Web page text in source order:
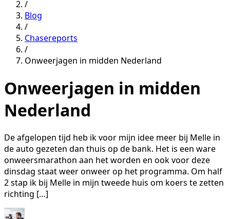
/
Blog
/
Chasereports
/
Onweerjagen in midden Nederland
Onweerjagen in midden
Nederland
De afgelopen tijd heb ik voor mijn idee meer bij Melle in
de auto gezeten dan thuis op de bank. Het is een ware
onweersmarathon aan het worden en ook voor deze
dinsdag staat weer onweer op het programma. Om half
2 stap ik bij Melle in mijn tweede huis om koers te zetten
richting […]